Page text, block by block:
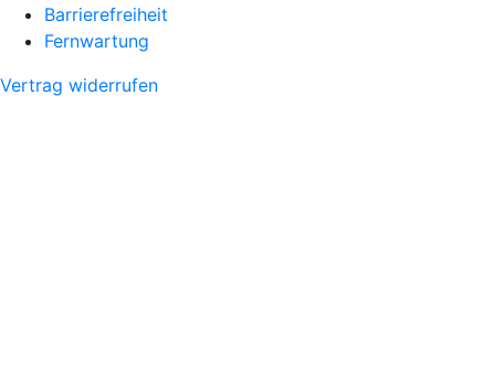
Barrierefreiheit
Fernwartung
Vertrag widerrufen